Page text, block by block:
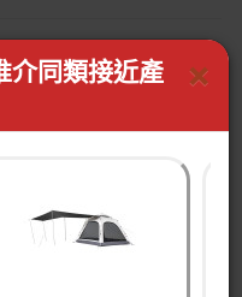
帳篷採用210T滌
水PU 2000mm，可
。大門廳設計可拓
的設計，可輕鬆搭
能輕鬆完成。
×
介同類接近產